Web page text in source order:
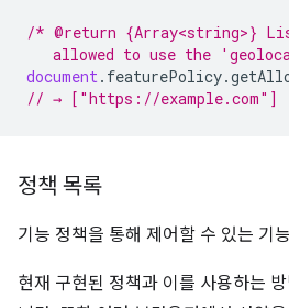
/* @return {Array<string>}
allowed to use the
document. featurePolicy.
// → ["https://example.com"]
정책 목록
기능 정책을 통해 제어할 수 있는 기
현재 구현된 정책과 이를 사용하는